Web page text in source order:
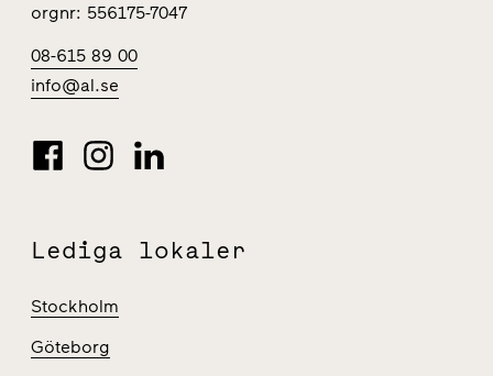
orgnr: 556175-7047
08-615 89 00
info@al.se
Lediga lokaler
Stockholm
Göteborg